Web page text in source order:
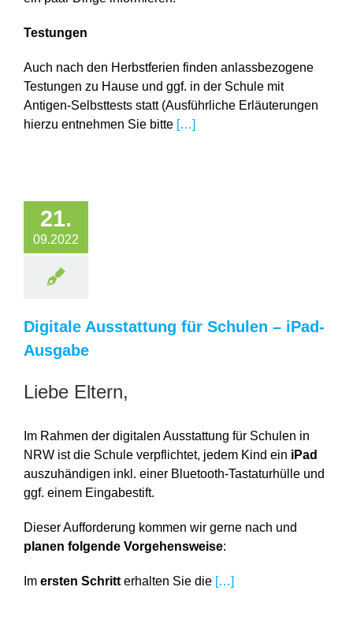
Testungen
Auch nach den Herbstferien finden anlassbezogene
Testungen zu Hause und ggf. in der Schule mit
Antigen-Selbsttests statt (Ausführliche Erläuterungen
hierzu entnehmen Sie bitte[…]
21.
09.2022
Digitale Ausstattung für Schulen – iPad-
Ausgabe
Liebe Eltern,
Im Rahmen der digitalen Ausstattung für Schulen in
NRW ist die Schule verpflichtet, jedem Kind ein iPad
auszuhändigen inkl. einer Bluetooth-Tastaturhülle und
ggf. einem Eingabestift.
Dieser Aufforderung kommen wir gerne nach und
planen folgende Vorgehensweise:
Im ersten Schritterhalten Sie die[…]